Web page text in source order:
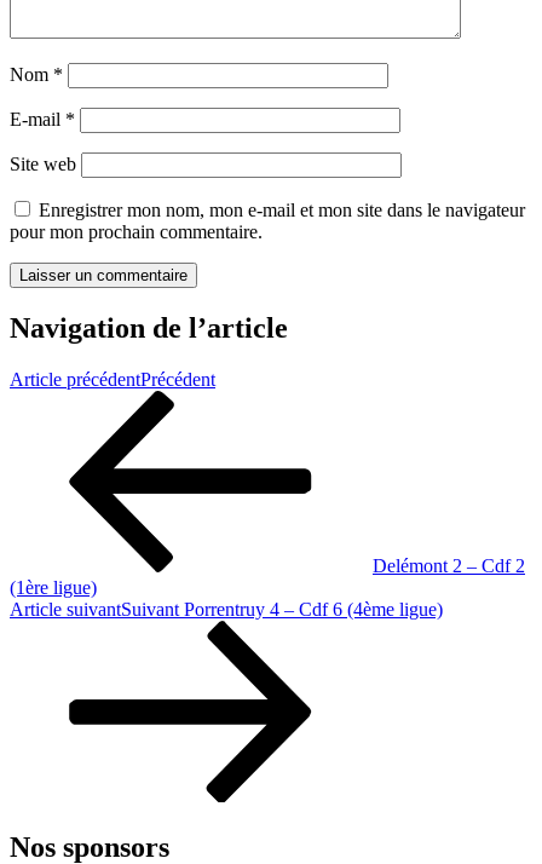
Nom *
E-mail *
Site web
Enregistrer mon nom, mon e-mail et mon site dans le navigateur
pour mon prochain commentaire.
Navigation de l’article
Article précédentPrécédent
Delémont 2 – Cdf 2
(1ère ligue)
Article suivantSuivant Porrentruy 4 – Cdf 6 (4ème ligue)
Nos sponsors